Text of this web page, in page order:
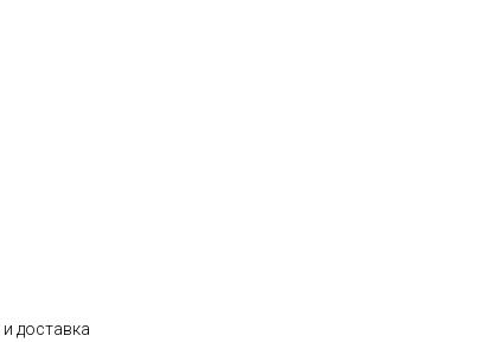
доставка